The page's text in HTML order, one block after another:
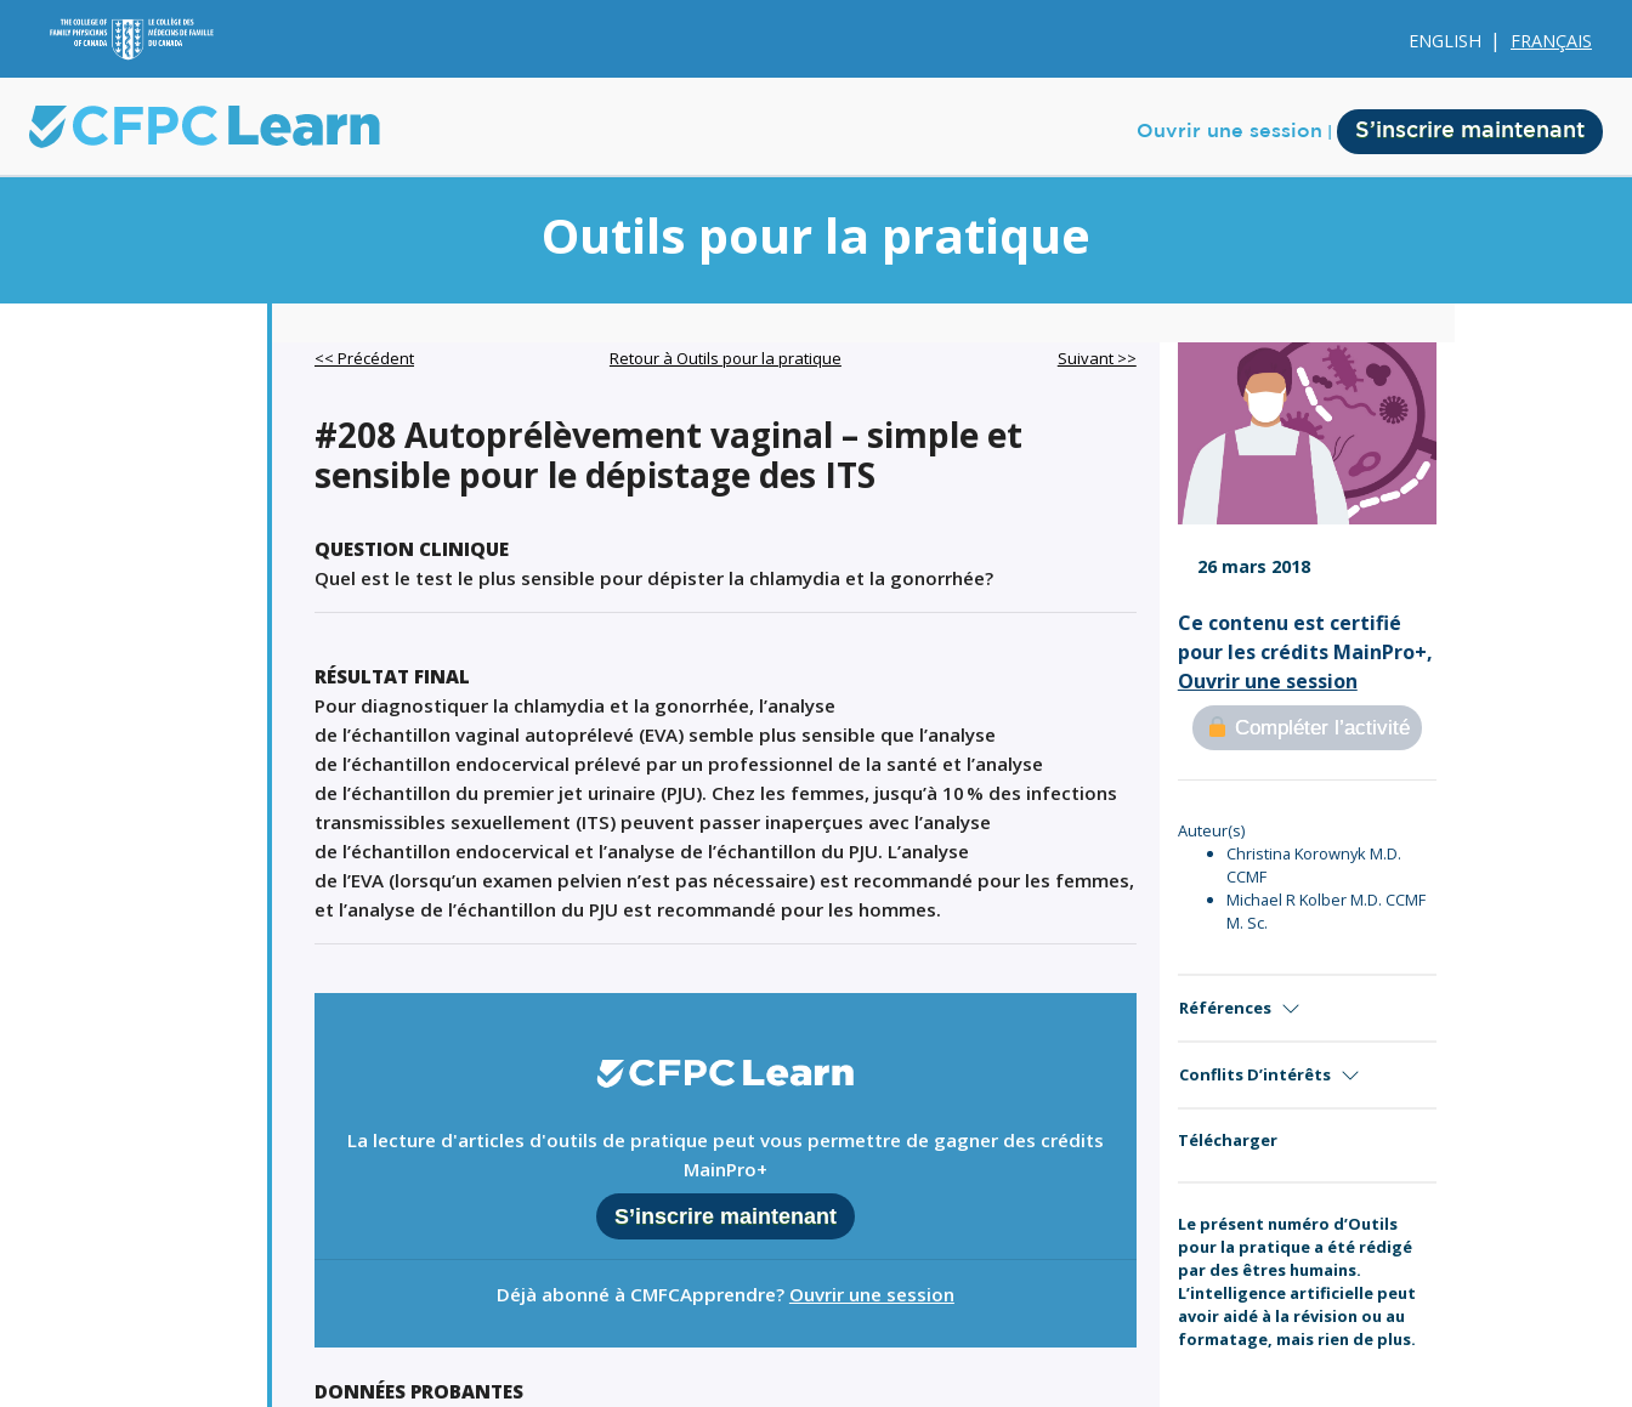
ENGLISH FRANÇAIS
Ouvrir une session S’inscrire maintenant
Membership
Account Membership
Credit History
Edit Profile
Outils pour la pratique
<< Précédent Retour à Outils pour la pratique Suivant >>
#208 Autoprélèvement vaginal – simple et
sensible pour le dépistage des ITS
QUESTION CLINIQUE
Quel est le test le plus sensible pour dépister la chlamydia et la gonorrhée?
RÉSULTAT FINAL
Pour diagnostiquer la chlamydia et la gonorrhée, l’analyse
de l’échantillon vaginal autoprélevé (EVA) semble plus sensible que l’analyse
de l’échantillon endocervical prélevé par un professionnel de la santé et l’analyse
de l’échantillon du premier jet urinaire (PJU). Chez les femmes, jusqu’à 10 % des infections
transmissibles sexuellement (ITS) peuvent passer inaperçues avec l’analyse
de l’échantillon endocervical et l’analyse de l’échantillon du PJU. L’analyse
de l’EVA (lorsqu’un examen pelvien n’est pas nécessaire) est recommandé pour les femmes,
et l’analyse de l’échantillon du PJU est recommandé pour les hommes.
La lecture d'articles d'outils de pratique peut vous permettre de gagner des crédits
MainPro+
S’inscrire maintenant
Déjà abonné à CMFCApprendre? Ouvrir une session
DONNÉES PROBANTES
26 mars 2018
Ce contenu est certifié
pour les crédits MainPro+,
Ouvrir une session
Compléter l’activité
Auteur(s)
Christina Korownyk M.D.
CCMF
Michael R Kolber M.D. CCMF
M. Sc.
Références
Conflits D’intérêts
Télécharger
Le présent numéro d’Outils
pour la pratique a été rédigé
par des êtres humains.
L’intelligence artificielle peut
avoir aidé à la révision ou au
formatage, mais rien de plus.